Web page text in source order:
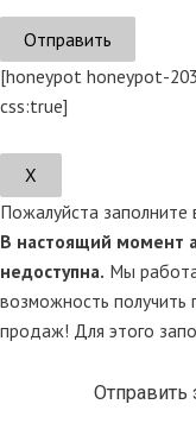
[honeypot honeypot-
css:true]
Х
Пожалуйста
В настоящий момент
недоступна. Мы
возможность получить
продаж! Для этого